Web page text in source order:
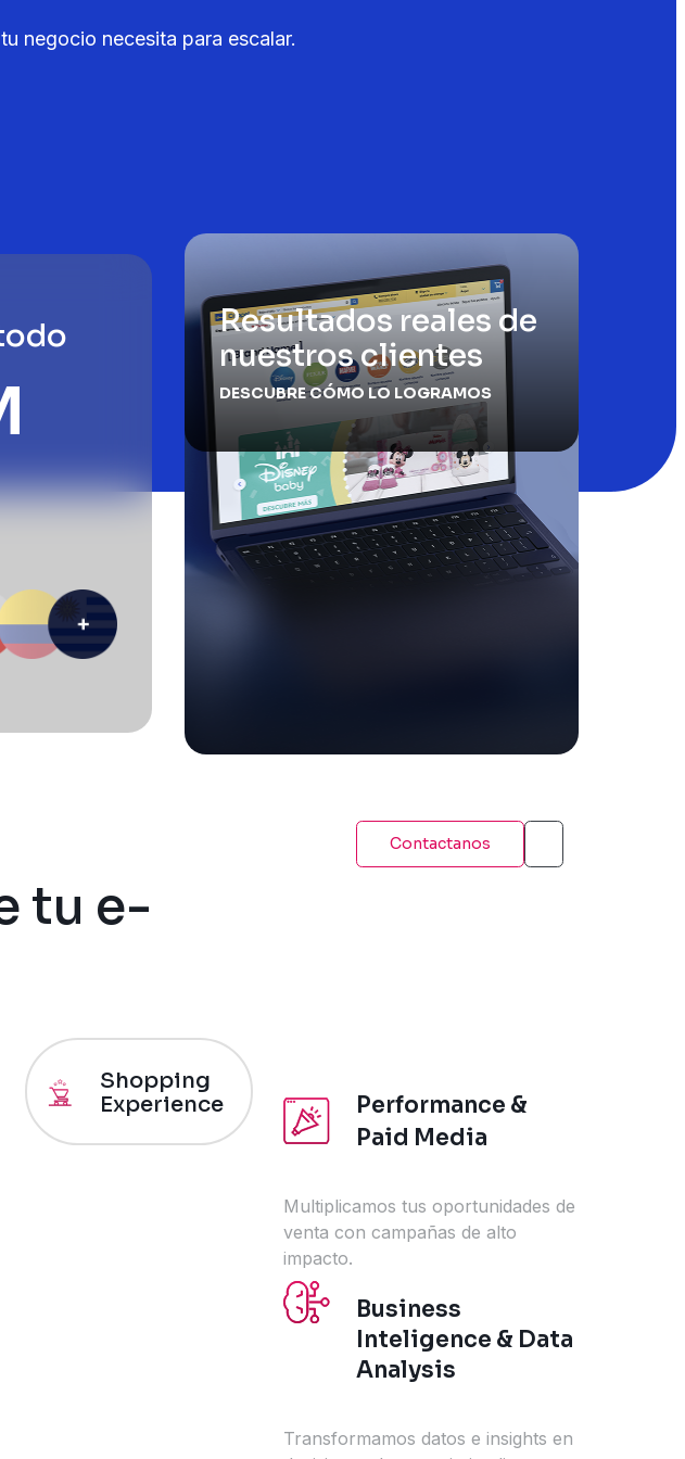
negocio necesita para escalar.
Resultados reales de
nuestros clientes
DESCUBRE CÓMO LO LOGRAMOS
tu e-
Contactanos
Shopping
Experience
Performance &
Paid Media
Multiplicamos tus oportunidades de
venta con campañas de alto
impacto.
Business
Inteligence & Data
Analysis
Transformamos datos e insights en